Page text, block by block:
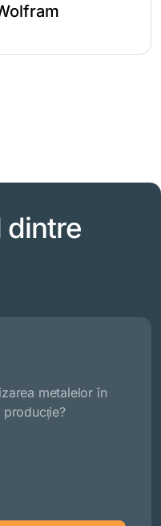
dintre
metalelor în
producție?